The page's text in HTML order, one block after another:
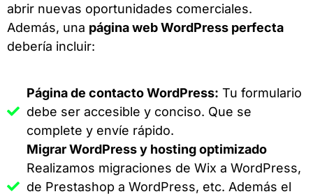
abrir nuevas oportunidades comerciales.
Además, una página web WordPress perfecta
debería incluir:
Página de contacto WordPress: Tu formulario
debe ser accesible y conciso. Que se
complete y envíe rápido.
Migrar WordPress y hosting optimizado
Realizamos migraciones de Wix a WordPress,
de Prestashop a WordPress, etc. Además el